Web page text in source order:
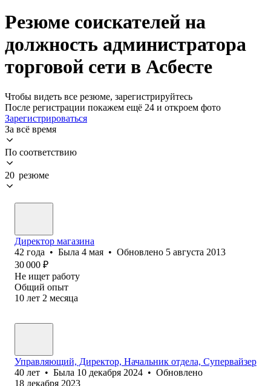
Резюме соискателей на
должность администратора
торговой сети в Асбесте
Чтобы видеть все резюме, зарегистрируйтесь
После регистрации покажем ещё 24 и откроем фото
Зарегистрироваться
За всё время
По соответствию
20 резюме
Директор магазина
42 года • Была 4 мая • Обновлено 5 августа 2013
30 000 ₽
Не ищет работу
Общий опыт
10 лет 2 месяца
Управляющий, Директор, Начальник отдела, Супервайзер
40 лет • Была 10 декабря 2024 • Обновлено
18 декабря 2023